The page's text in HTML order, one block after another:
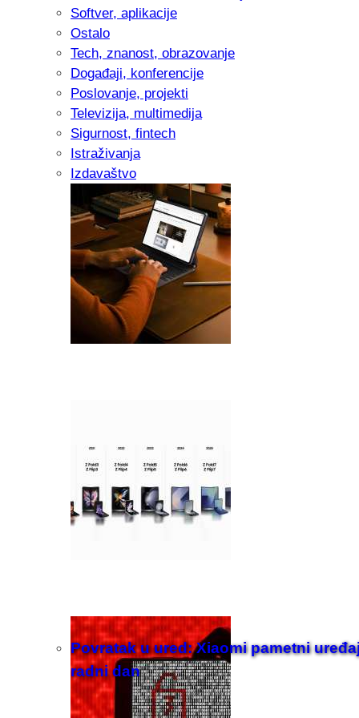
Softver, aplikacije
Ostalo
Tech, znanost, obrazovanje
Događaji, konferencije
Poslovanje, projekti
Televizija, multimedija
Sigurnost, fintech
Istraživanja
Izdavaštvo
Povratak u ured: Xiaomi pametni
radni dan